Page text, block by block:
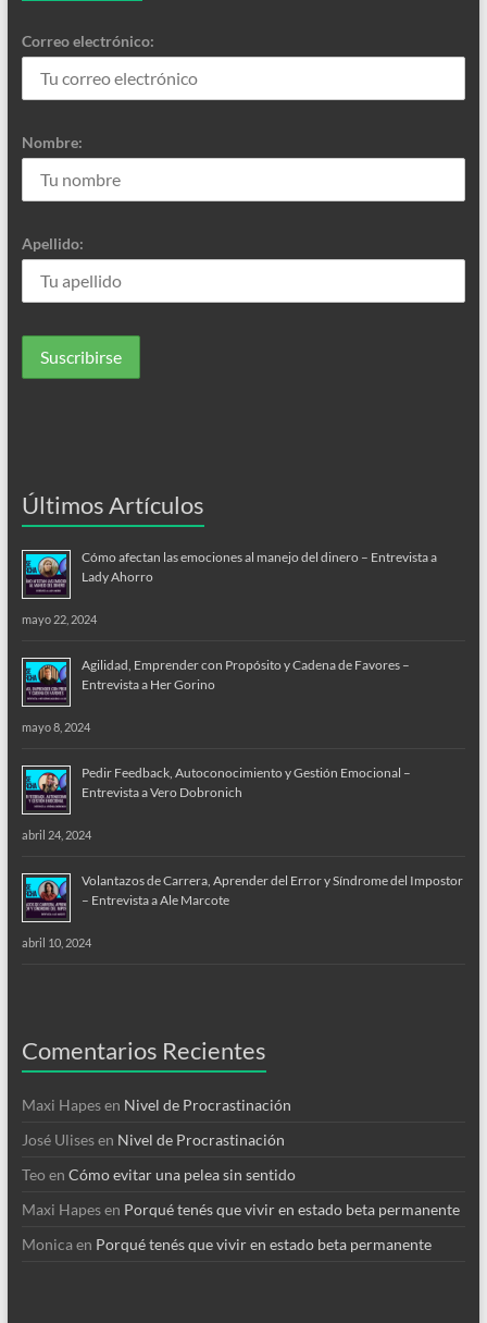
Correo electrónico:
Nombre:
Apellido:
Últimos Artículos
Cómo afectan las emociones al manejo del dinero – Entrevista a
Lady Ahorro
mayo 22, 2024
Agilidad, Emprender con Propósito y Cadena de Favores –
Entrevista a Her Gorino
mayo 8, 2024
Pedir Feedback, Autoconocimiento y Gestión Emocional –
Entrevista a Vero Dobronich
abril 24, 2024
Volantazos de Carrera, Aprender del Error y Síndrome del Impostor
– Entrevista a Ale Marcote
abril 10, 2024
Comentarios Recientes
Maxi Hapesen Nivel de Procrastinación
José Ulisesen Nivel de Procrastinación
Teo en Cómo evitar una pelea sin sentido
Maxi Hapesen Porqué tenés que vivir en estado beta permanente
Monicaen Porqué tenés que vivir en estado beta permanente